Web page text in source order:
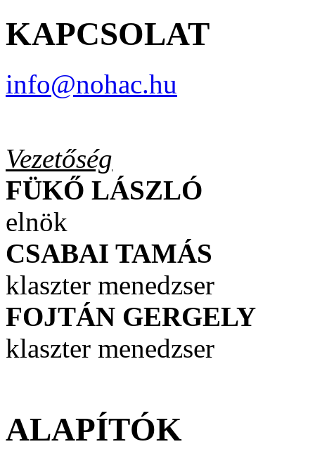
KAPCSOLAT
info@nohac.hu
Vezetőség
FÜKŐ LÁSZLÓ
elnök
CSABAI TAMÁS
klaszter menedzser
FOJTÁN GERGELY
klaszter menedzser
ALAPÍTÓK